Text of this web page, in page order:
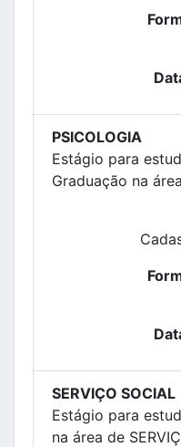
PSICOLOGIA
Estágio para
Graduação na
SERVIÇO SOCIAL
Estágio para
na área de